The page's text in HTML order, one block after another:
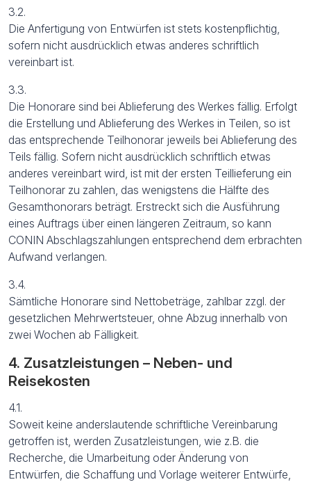
3.2.
Die Anfertigung von Entwürfen ist stets kostenpflichtig,
sofern nicht ausdrücklich etwas anderes schriftlich
vereinbart ist.
3.3.
Die Honorare sind bei Ablieferung des Werkes fällig. Erfolgt
die Erstellung und Ablieferung des Werkes in Teilen, so ist
das entsprechende Teilhonorar jeweils bei Ablieferung des
Teils fällig. Sofern nicht ausdrücklich schriftlich etwas
anderes vereinbart wird, ist mit der ersten Teillieferung ein
Teilhonorar zu zahlen, das wenigstens die Hälfte des
Gesamthonorars beträgt. Erstreckt sich die Ausführung
eines Auftrags über einen längeren Zeitraum, so kann
CONIN Abschlagszahlungen entsprechend dem erbrachten
Aufwand verlangen.
3.4.
Sämtliche Honorare sind Nettobeträge, zahlbar zzgl. der
gesetzlichen Mehrwertsteuer, ohne Abzug innerhalb von
zwei Wochen ab Fälligkeit.
4. Zusatzleistungen – Neben- und
Reisekosten
4.1.
Soweit keine anderslautende schriftliche Vereinbarung
getroffen ist, werden Zusatzleistungen, wie z.B. die
Recherche, die Umarbeitung oder Änderung von
Entwürfen, die Schaffung und Vorlage weiterer Entwürfe,